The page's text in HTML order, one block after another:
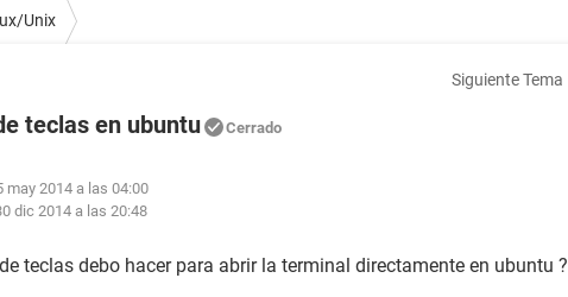
Unix
Siguiente Tema
teclas en ubuntu Cerrado
may 2014 a las 04:00
dic 2014 a las 20:48
teclas debo hacer para abrir la terminal directamente en ubuntu ?